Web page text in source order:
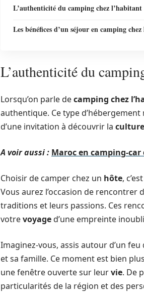
L’authenticité du camping chez l’habitant
Les bénéfices d’un séjour en camping
L’authenticité du
Lorsqu’on parle decamping chez
authentique. Ce type
d’une invitation à découvrir la culture
A voir aussi : Maroc en camping-
Choisir de camper chez un hôte,
Vous aurez l’occasion de rencontrer
traditions et leurs passions. Ces
votrevoyaged’une empreinte
Imaginez-vous, assis autour d’un
et sa famille. Ce moment est bien
une fenêtre ouverte sur leurvie. De
particularités de la région et des